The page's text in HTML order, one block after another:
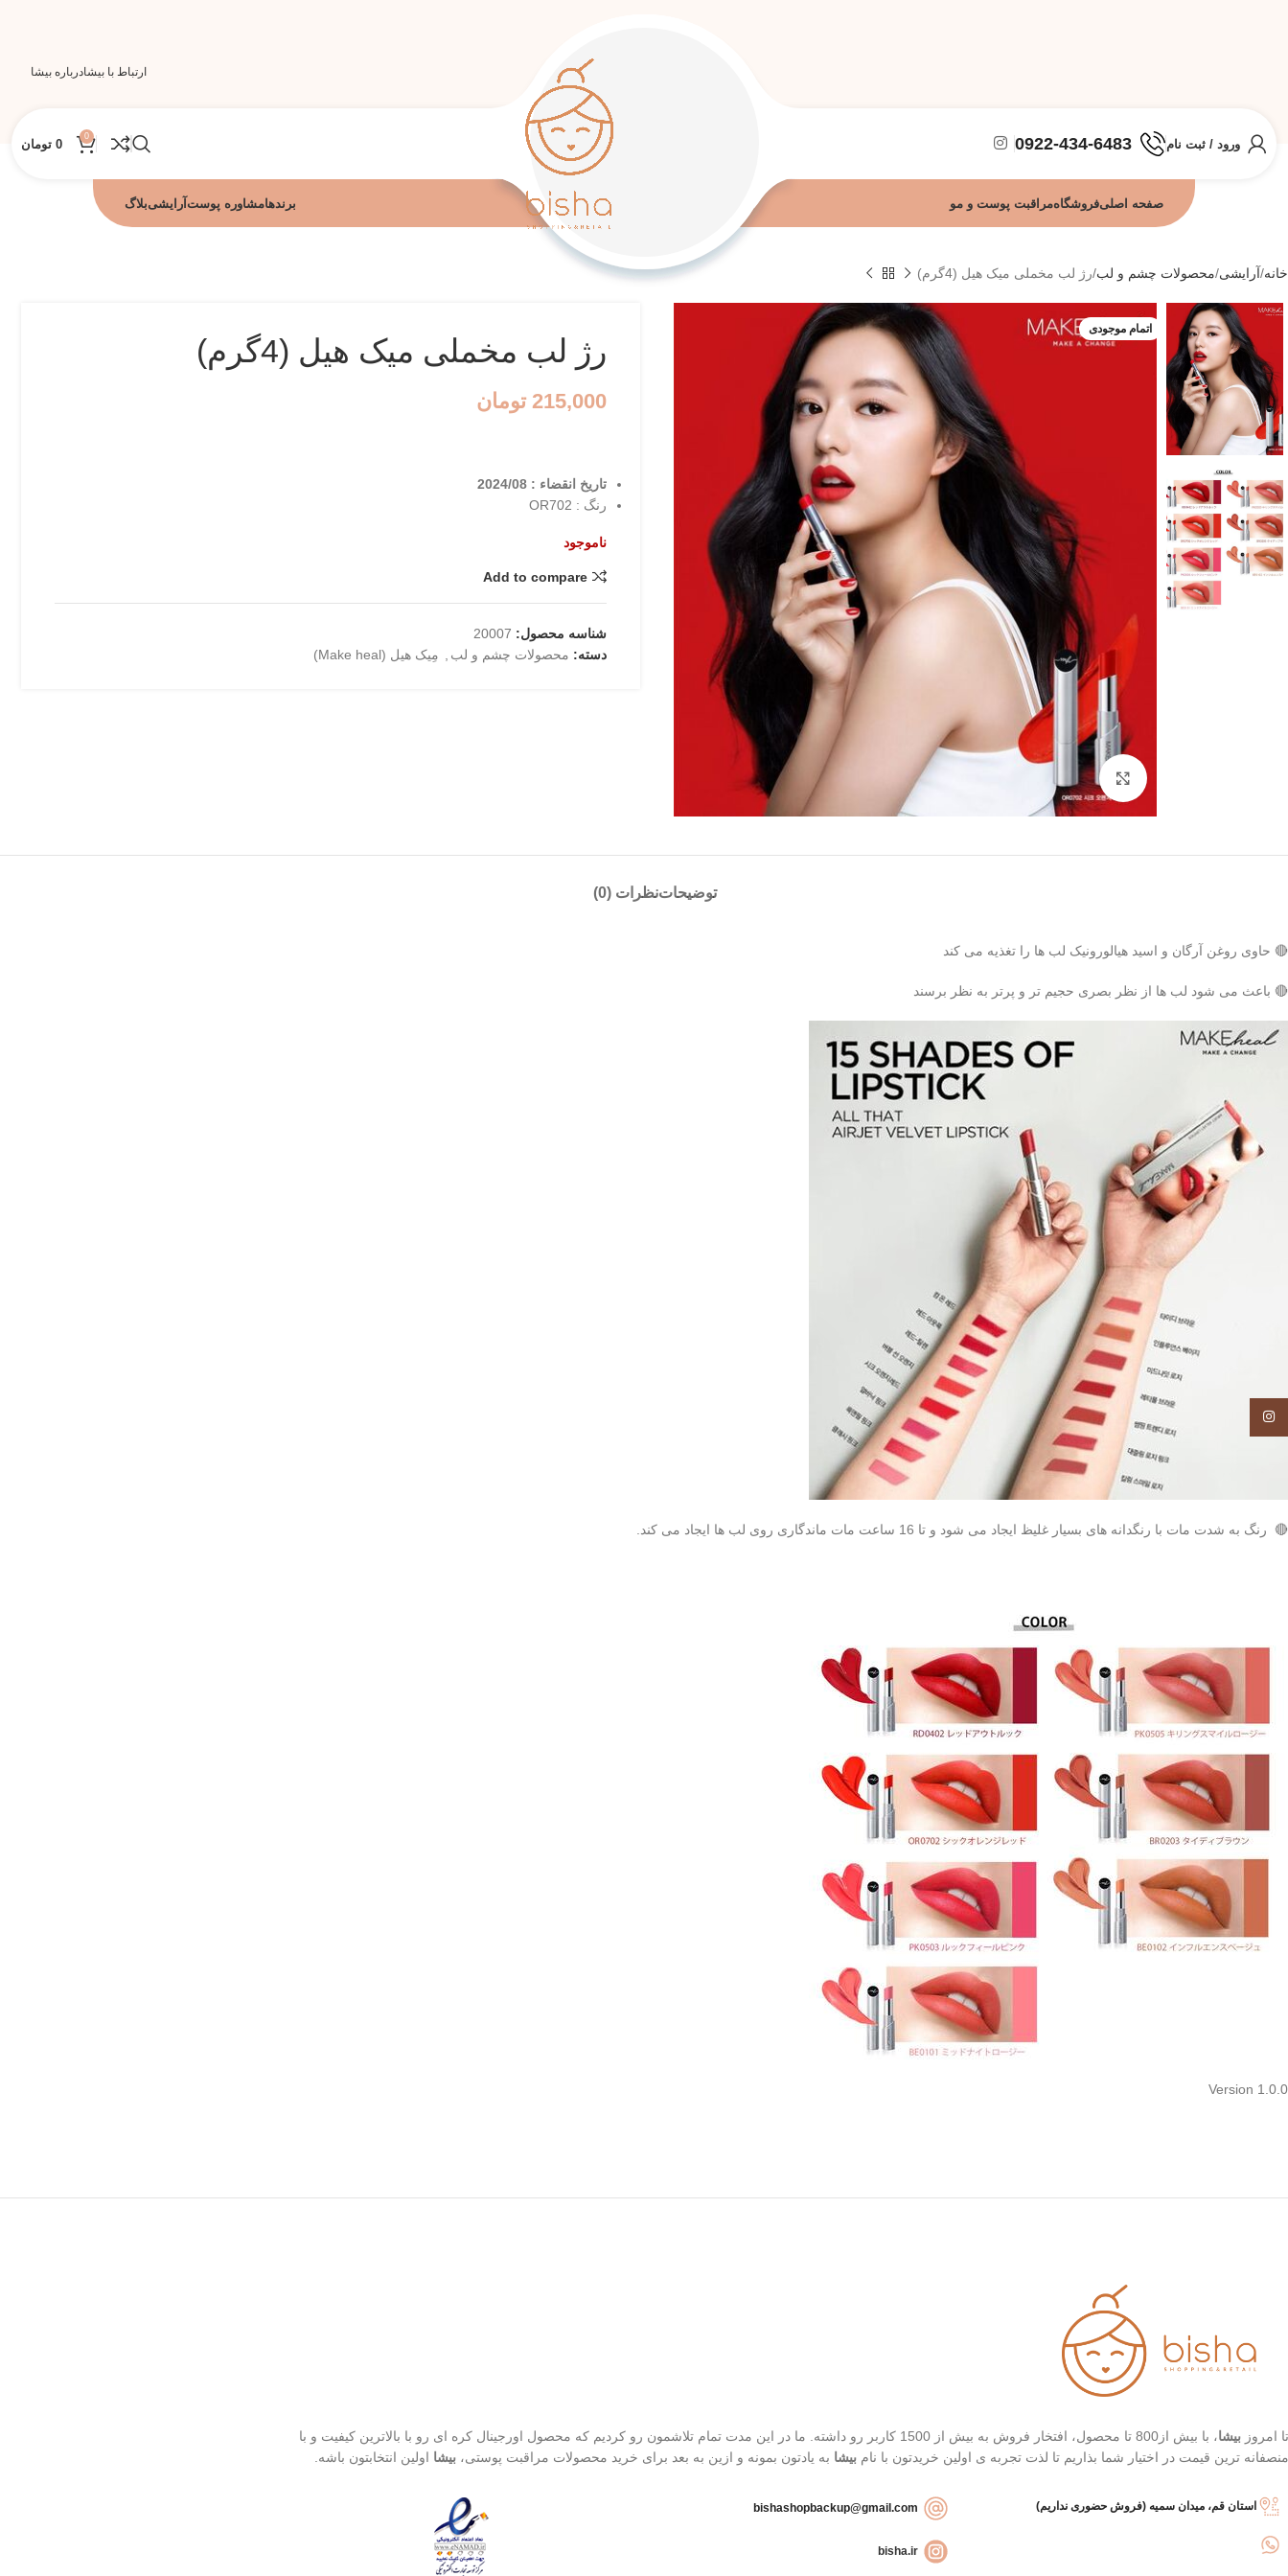
ارتباط با بیشادرباره بیشا
ورود / ثبت نام 0922-434-6483
0
0 تومان
صفحه اصلیفروشگاهمراقبت پوست و مو برندهامشاوره پوستآرایشیبلاگ
خانه آرایشی محصولات چشم و لب رژ لب مخملی میک هیل (4گرم)
اتمام موجودی
بزرگنمایی تصویر
رژ لب مخملی میک هیل (4گرم)
215,000 تومان
تاریخ انقضاء : 2024/08
رنگ : OR702
ناموجود
Add to compare
شناسه محصول: 20007
دسته: محصولات چشم و لب مِیک هیل (Make heal)
توضیحاتنظرات (0)
🔴 حاوی روغن آرگان و اسید هیالورونیک لب ها را تغذیه می کند
🔴 باعث می شود لب ها از نظر بصری حجیم تر و پرتر به نظر برسند
🔴 رنگ به شدت مات با رنگدانه های بسیار غلیظ ایجاد می شود و تا 16 ساعت مات ماندگاری روی لب ها ایجاد می کند.
Version 1.0.0
تا امروزبیشا
، با بیش از800 تا محصول، افتخار فروش به بیش از 1500 کاربر رو داشته. ما در این مدت تمام تلاشمون رو کردیم که محصول اورجینال کره ای رو با بالاترین کیفیت و با
منصفانه ترین قیمت در اختیار شما بذاریم تا لذت تجربه ی اولین خریدتون با نامبیشا به یادتون بمونه و ازین به بعد برای خرید محصولات مراقبت پوستی،بیشا اولین انتخابتون باشه.
استان قم، میدان سمیه (فروش حضوری نداریم) bishashopbackup@gmail.com
bisha.ir